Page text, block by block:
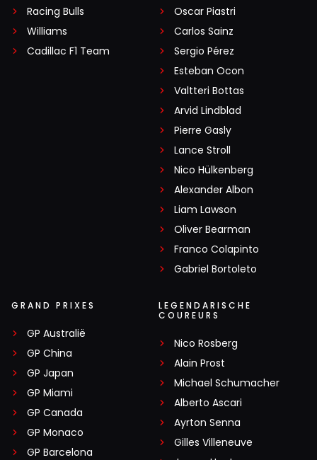
Racing Bulls
Williams
Cadillac F1 Team
Oscar Piastri
Carlos Sainz
Sergio Pérez
Esteban Ocon
Valtteri Bottas
Arvid Lindblad
Pierre Gasly
Lance Stroll
Nico Hülkenberg
Alexander Albon
Liam Lawson
Oliver Bearman
Franco Colapinto
Gabriel Bortoleto
GRAND PRIXES
GP Australië
GP China
GP Japan
GP Miami
GP Canada
GP Monaco
GP Barcelona
LEGENDARISCHE
COUREURS
Nico Rosberg
Alain Prost
Michael Schumacher
Alberto Ascari
Ayrton Senna
Gilles Villeneuve